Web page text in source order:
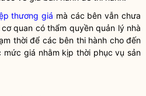
thương giá mà các bên vẫn chưa
quan có thẩm quyền quản lý nhà
thời để các bên thi hành cho đến
giá nhằm kịp thời phục vụ sản